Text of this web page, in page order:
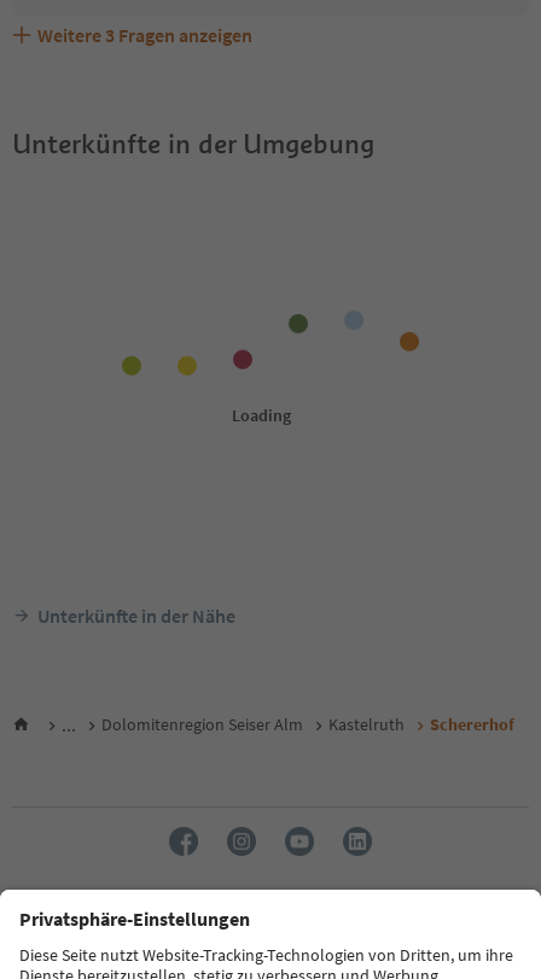
Sind Haustiere in der Unterkunft Schererhof erlaubt?
Welche Services bietet Schererhof?
Erhalten die Gäste von Schererhof einen Südtirol
Weitere 3 Fragen anzeigen
Unterkünfte in der Umgebung
Unterkünfte in der Nähe
... Dolomitenregion Seiser Alm Kastelruth Schererhof
Sprache: Deutsch